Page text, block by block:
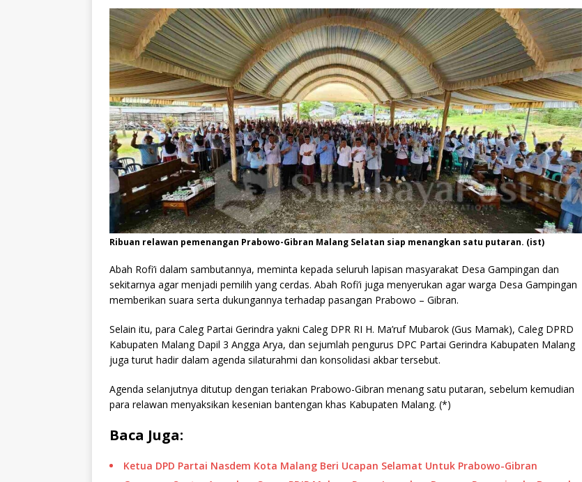
Ribuan relawan pemenangan Prabowo-Gibran Malang Selatan siap menangkan satu putaran. (ist)
Abah Rofi’i dalam sambutannya, meminta kepada seluruh lapisan masyarakat Desa Gampingan dan
sekitarnya agar menjadi pemilih yang cerdas. Abah Rofi’i juga menyerukan agar warga Desa Gampingan
memberikan suara serta dukungannya terhadap pasangan Prabowo – Gibran.
Selain itu, para Caleg Partai Gerindra yakni Caleg DPR RI H. Ma’ruf Mubarok (Gus Mamak), Caleg DPRD
Kabupaten Malang Dapil 3 Angga Arya, dan sejumlah pengurus DPC Partai Gerindra Kabupaten Malang
juga turut hadir dalam agenda silaturahmi dan konsolidasi akbar tersebut.
Agenda selanjutnya ditutup dengan teriakan Prabowo-Gibran menang satu putaran, sebelum kemudian
para relawan menyaksikan kesenian bantengan khas Kabupaten Malang. (*)
Baca Juga:
Ketua DPD Partai Nasdem Kota Malang Beri Ucapan Selamat Untuk Prabowo-Gibran